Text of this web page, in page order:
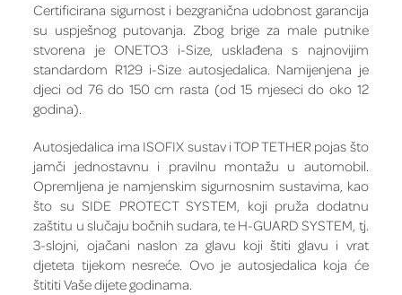
Certificirana sigurnost i bezgranična udobnost garancija
su uspješnog putovanja. Zbog brige za male putnike
stvorena je ONETO3 i-Size, usklađena s najnovijim
standardom R129 i-Size autosjedalica. Namijenjena je
djeci od 76 do 150 cm rasta (od 15 mjeseci do oko 12
godina).
Autosjedalica ima ISOFIX sustav i TOP TETHER pojas što
jamči jednostavnu i pravilnu montažu u automobil.
Opremljena je namjenskim sigurnosnim sustavima, kao
što su SIDE PROTECT SYSTEM, koji pruža dodatnu
zaštitu u slučaju bočnih sudara, te H-GUARD SYSTEM, tj.
3-slojni, ojačani naslon za glavu koji štiti glavu i vrat
djeteta tijekom nesreće. Ovo je autosjedalica koja će
štititi Vaše dijete godinama.